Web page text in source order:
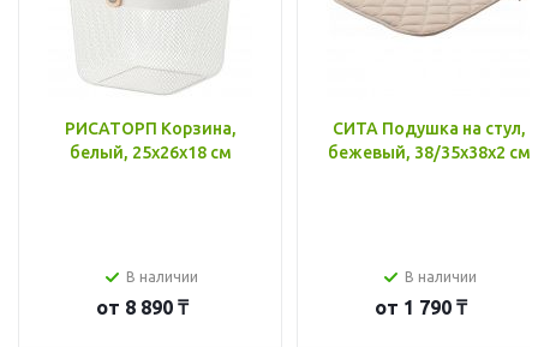
РИСАТОРП Корзина,
белый, 25x26x18 см
В наличии
от 8 890 ₸
СИТА Подушка на стул,
бежевый, 38/35x38x2 см
В наличии
от 1 790 ₸